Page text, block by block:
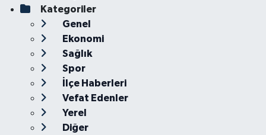
Kategoriler
Genel
Ekonomi
Sağlık
Spor
İlçe Haberleri
Vefat Edenler
Yerel
Diğer